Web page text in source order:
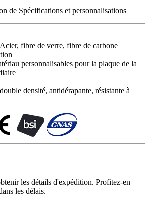
de Spécifications et personnalisations
fibre de verre, fibre de carbone
personnalisables pour la plaque de la
densité, antidérapante, résistante à
les détails d'expédition. Profitez-en
les délais.